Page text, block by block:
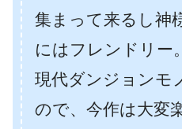
集まって来るし神
にはフレンドリー。
現代ダンジョンモ
ので、今作は大変